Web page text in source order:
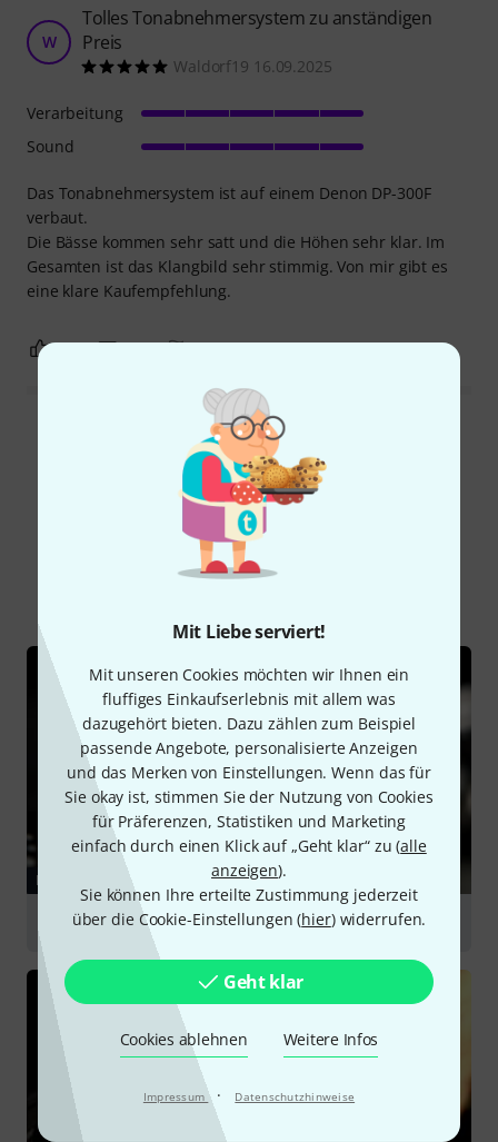
Mit Liebe serviert!
Mit unseren Cookies möchten wir Ihnen ein
fluffiges Einkaufserlebnis mit allem was
dazugehört bieten. Dazu zählen zum Beispiel
passende Angebote, personalisierte Anzeigen
und das Merken von Einstellungen. Wenn das für
Sie okay ist, stimmen Sie der Nutzung von Cookies
für Präferenzen, Statistiken und Marketing
einfach durch einen Klick auf „Geht klar“ zu (alle
anzeigen).
Sie können Ihre erteilte Zustimmung jederzeit
über die Cookie-Einstellungen (hier) widerrufen.
Geht klar
Cookies ablehnen Weitere Infos
Impressum · Datenschutzhinweise
W
Tolles Tonabnehmersystem zu anständigen
Preis
Waldorf19 16.09.2025
Das Tonabnehmersystem ist auf einem Denon DP-300F
verbaut.
Die Bässe kommen sehr satt und die Höhen sehr klar. Im
Gesamten ist das Klangbild sehr stimmig. Von mir gibt es
eine klare Kaufempfehlung.
Verarbeitung
Sound
0 0
Alle Bewertungen lesen
Schon gewusst?
RATGEBER
DJ-Systeme